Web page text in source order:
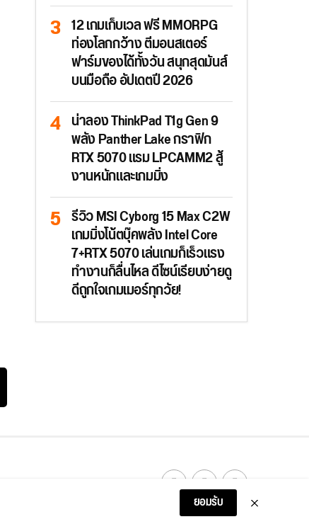
12 เกมเก็บเวล ฟรี MMORPG
ท่องโลกกว้าง ตีมอนสเตอร์
ฟาร์มของได้ทั้งวัน สนุกสุดมันส์
บนมือถือ อัปเดตปี 2026
น่าลอง ThinkPad T1g Gen 9
พลัง Panther Lake กราฟิก
RTX 5070 แรม LPCAMM2 สู้
งานหนักและเกมมิ่ง
รีวิว MSI Cyborg 15 Max C2W
เกมมิ่งโน้ตบุ๊คพลัง Intel Core
7+RTX 5070 เล่นเกมก็เร็วแรง
ทำงานก็ลื่นไหล ดีไซน์เรียบง่ายดู
ดีถูกใจเกมเมอร์ทุกวัย!
ยอมรับ